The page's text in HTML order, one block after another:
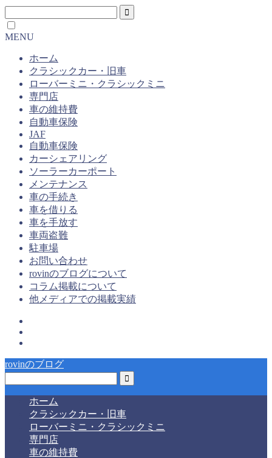
MENU
ホーム
クラシックカー・旧車
ローバーミニ・クラシックミニ
専門店
車の維持費
自動車保険
JAF
自動車保険
カーシェアリング
ソーラーカーポート
メンテナンス
車の手続き
車を借りる
車を手放す
車両盗難
駐車場
お問い合わせ
rovinのブログについて
コラム掲載について
他メディアでの掲載実績
rovinのブログ
ホーム
クラシックカー・旧車
ローバーミニ・クラシックミニ
専門店
車の維持費